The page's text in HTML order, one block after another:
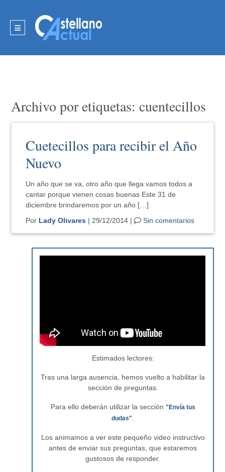
Archivo por etiquetas: cuentecillos
Cuetecillos para recibir el Año
Nuevo
Un año que se va, otro año que llega vamos todos a
cantar porque vienen cosas buenas Este 31 de
diciembre brindaremos por un año […]
Por Lady Olivares | 29/12/2014 | Sin comentarios
Estimados lectores:
Tras una larga ausencia, hemos vuelto a habilitar la
sección de preguntas.
Para ello deberán utilizar la sección "Envía tus
dudas"
Los animamos a ver este pequeño video instructivo
antes de enviar sus preguntas, que estaremos
gustosos de responder.